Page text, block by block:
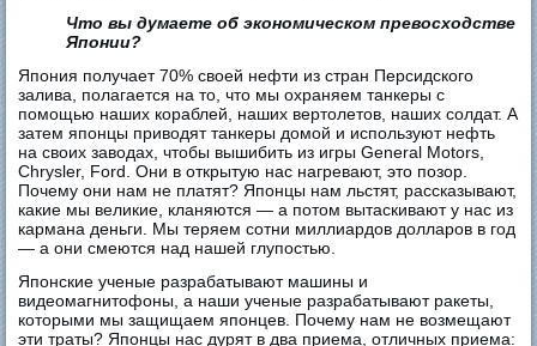
Что вы думаете об экономическом превосходстве
Японии?
Япония получает 70% своей нефти из стран Персидского
залива, полагается на то, что мы охраняем танкеры с
помощью наших кораблей, наших вертолетов, наших солдат. А
затем японцы приводят танкеры домой и используют нефть
на своих заводах, чтобы вышибить из игры General Motors,
Chrysler, Ford. Они в открытую нас нагревают, это позор.
Почему они нам не платят? Японцы нам льстят, рассказывают,
какие мы великие, кланяются — а потом вытаскивают у нас из
кармана деньги. Мы теряем сотни миллиардов долларов в год
— а они смеются над нашей глупостью.
Японские ученые разрабатывают машины и
видеомагнитофоны, а наши ученые разрабатывают ракеты,
которыми мы защищаем японцев. Почему нам не возмещают
эти траты? Японцы нас дурят в два приема, отличных приема: